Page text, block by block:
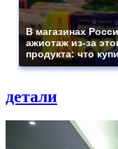
В магазинах
ажиотаж из-за
продукта: что
детали